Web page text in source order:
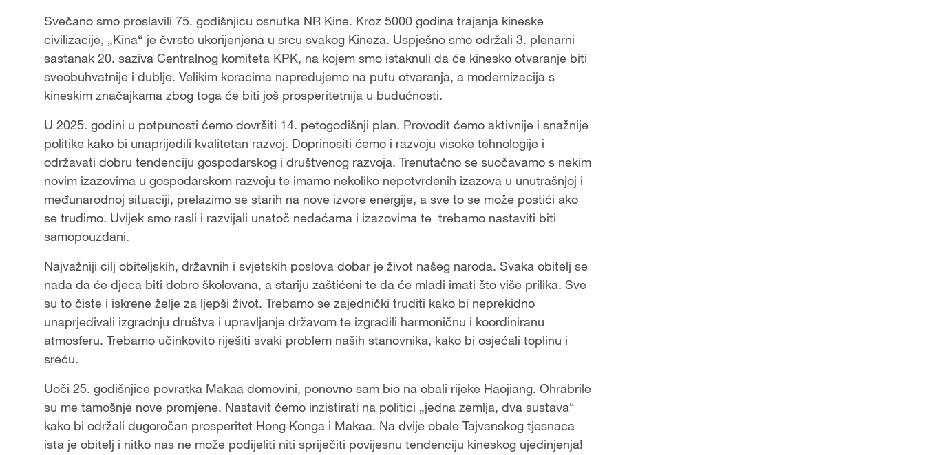
Svečano smo proslavili 75. godišnjicu osnutka NR Kine. Kroz 5000 godina trajanja kineske
civilizacije, „Kina“ je čvrsto ukorijenjena u srcu svakog Kineza. Uspješno smo održali 3. plenarni
sastanak 20. saziva Centralnog komiteta KPK, na kojem smo istaknuli da će kinesko otvaranje biti
sveobuhvatnije i dublje. Velikim koracima napredujemo na putu otvaranja, a modernizacija s
kineskim značajkama zbog toga će biti još prosperitetnija u budućnosti.
U 2025. godini u potpunosti ćemo dovršiti 14. petogodišnji plan. Provodit ćemo aktivnije i snažnije
politike kako bi unaprijedili kvalitetan razvoj. Doprinositi ćemo i razvoju visoke tehnologije i
održavati dobru tendenciju gospodarskog i društvenog razvoja. Trenutačno se suočavamo s nekim
novim izazovima u gospodarskom razvoju te imamo nekoliko nepotvrđenih izazova u unutrašnjoj i
međunarodnoj situaciji, prelazimo se starih na nove izvore energije, a sve to se može postići ako
se trudimo. Uvijek smo rasli i razvijali unatoč nedaćama i izazovima te trebamo nastaviti biti
samopouzdani.
Najvažniji cilj obiteljskih, državnih i svjetskih poslova dobar je život našeg naroda. Svaka obitelj se
nada da će djeca biti dobro školovana, a stariju zaštićeni te da će mladi imati što više prilika. Sve
su to čiste i iskrene želje za ljepši život. Trebamo se zajednički truditi kako bi neprekidno
unaprjeđivali izgradnju društva i upravljanje državom te izgradili harmoničnu i koordiniranu
atmosferu. Trebamo učinkovito riješiti svaki problem naših stanovnika, kako bi osjećali toplinu i
sreću.
Uoči 25. godišnjice povratka Makaa domovini, ponovno sam bio na obali rijeke Haojiang. Ohrabrile
su me tamošnje nove promjene. Nastavit ćemo inzistirati na politici „jedna zemlja, dva sustava“
kako bi održali dugoročan prosperitet Hong Konga i Makaa. Na dvije obale Tajvanskog tjesnaca
ista je obitelj i nitko nas ne može podijeliti niti spriječiti povijesnu tendenciju kineskog ujedinjenja!